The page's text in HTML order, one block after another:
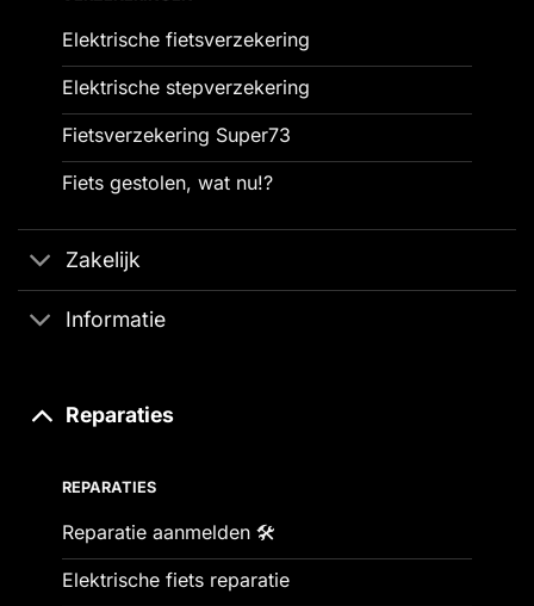
Elektrische fietsverzekering
Elektrische stepverzekering
Fietsverzekering Super73
Fiets gestolen, wat nu!?
Zakelijk
Informatie
Reparaties
REPARATIES
Reparatie aanmelden 🛠️
Elektrische fiets reparatie